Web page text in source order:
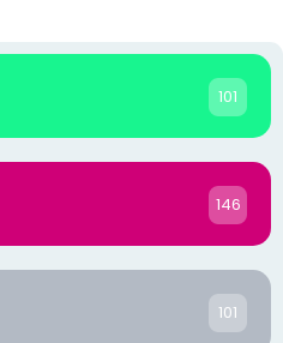
101
146
101